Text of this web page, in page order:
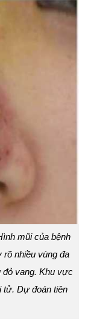
mũi của bệnh
rõ nhiều vùng đa
đỏ vang. Khu vực
tử. Dự đoán tiên